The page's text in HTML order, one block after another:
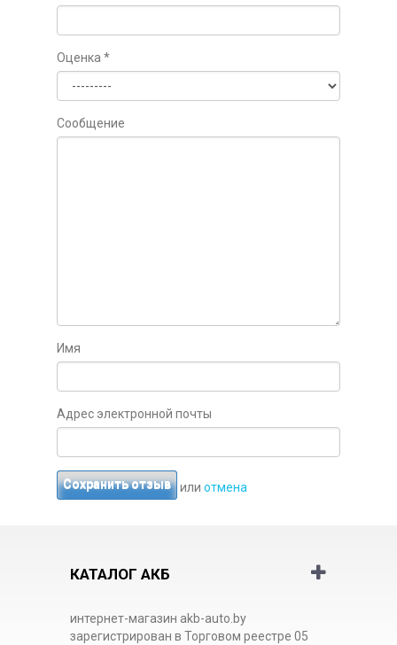
Оценка *
Сообщение
Имя
Адрес электронной почты
Сохранить отзыв или отмена
КАТАЛОГ АКБ
интернет-магазин akb-auto.by
зарегистрирован в Торговом реестре 05